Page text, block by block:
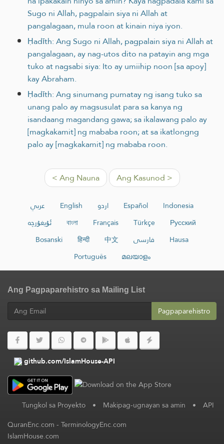
Sugo ni Allah, pagpalain siya ni Allah at
pangalagaan, mula roon at kinain niya iyon.
Ḥadīth: Ang Sugo ni Allah, pagpalain siya ni Allah at
pangalagaan, ay nag-utos dito na patayin ang mga
tuko at nagsabi siya: Ito ay umiihip noon [sa apoy]
kay Abraham.
Ḥadīth: Ang sinumang pumatay ng isang tuko sa
unang palo ay magsusulat para sa kanya ng
isandaang magandang gawa; sa ikalawang palo ay
[magkakamit] ng mababa roon; at sa ikatlongng
palo ay [magkakamit] ng mababa roon.
< Ang Nauna Ang Kasunod >
عربي English اردو Español
Indonesia
ئۇيغۇرچە
বাংলা Français Türkçe
Русский
Bosanski
हिन्दी 中文 فارسی
Hausa
Português
മലയാളം
Ang Pagpaparehistro sa Mailing List
Pagpaparehistro
github.com/IslamHouse-API
Tungkol sa Proyekto • Makipag-ugnayan sa amin • API
QuranEnc.com-TerminologyEnc.com
IslamHouse.com